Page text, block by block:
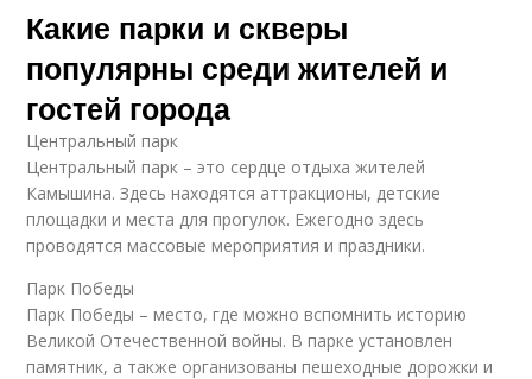
Какие парки и скверы
популярны среди жителей и
гостей города
Центральный парк
Центральный парк – это сердце отдыха жителей
Камышина. Здесь находятся аттракционы, детские
площадки и места для прогулок. Ежегодно здесь
проводятся массовые мероприятия и праздники.
Парк Победы
Парк Победы – место, где можно вспомнить историю
Великой Отечественной войны. В парке установлен
памятник, а также организованы пешеходные дорожки и